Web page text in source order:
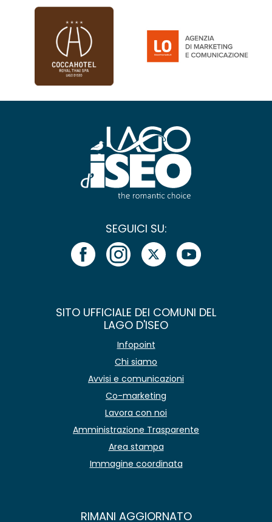
SEGUICI SU:
SITO UFFICIALE DEI COMUNI DEL
LAGO D'ISEO
Infopoint
Chi siamo
Avvisi e comunicazioni
Co-marketing
Lavora con noi
Amministrazione Trasparente
Area stampa
Immagine coordinata
RIMANI AGGIORNATO